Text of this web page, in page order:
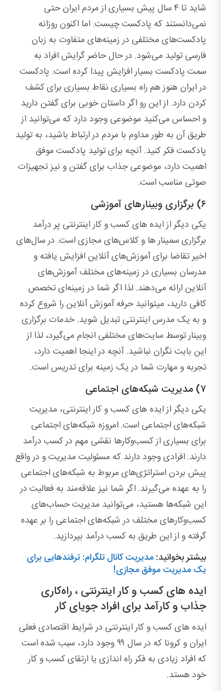
شاید تا ۴ سال پیش بسیاری از مردم ایران حتی
نمی‌دانستند که پادکست چیست. اما اکنون روزانه
پادکست‌های مختلفی در زمینه‌های متفاوت به زبان‌
فارسی تولید می‌شود. در حال حاضر گرایش‌ افراد به
سمت پادکست بسیار افزایش پیدا کرده است. پادکست
در ایران هنوز هم راه بسیاری نقاط بسیاری برای کشف
کردن دارد. از این رو اگر داستان خوبی برای گفتن دارید
و احساس می‌کنید موضوعی وجود دارد که می‌توانید از
طریق آن به طور مداوم با مردم در ارتباط باشید، به تولید
پادکست فکر کنید. آنچه برای تولید پادکست موفق
اهمیت دارد، موضوعی جذاب برای گفتن و نیز تجهیزات
صوتی مناسب است.
۶) برگزاری وبینارهای آموزشی
یکی دیگر از ایده های کسب و کار اینترنتی پر درآمد
برگزاری سمینار ها و کلاس‌های مجازی است. در سال‌های
اخیر تقاضا برای آموزش‌های آنلاین افزایش یافته و
مدرسان بسیاری در زمینه‌های مختلف آموزش‌های
آنلاین ارائه می‌دهند. لذا اگر شما در زمینه‌ای تخصص
کافی دارید، می‎توانید حرفه آموزش آنلاین را شروع کرده
و به یک مدرس اینترنتی تبدیل شوید. خدمات برگزاری
وبینار توسط سایت‌های مختلفی انجام می‌گیرد، لذا از
این بابت نگران نباشید. آنچه در اینجا اهمیت دارد،
تجربه و مهارت شما در یک زمینه برای تدریس است.
۷) مدیریت شبکه‌های اجتماعی
یکی دیگر از ایده های کسب و کار اینترنتی، مدیریت
شبکه‌های اجتماعی است. امروزه شبکه‌های اجتماعی
برای بسیاری از کسب‌وکارها نقشی مهم در کسب درآمد
دارند. افرادی وجود دارند که مسئولیت مدیریت و در واقع
پیش بردن استراتژی‌های مربوط به شبکه‌های اجتماعی
را به عهده می‌گیرند. اگر شما نیز علاقه‌مند به فعالیت در
این شبکه‌ها هستید، می‌توانید مدیریت حساب‌های
کسب‌وکارهای مختلف در شبکه‌های اجتماعی را بر عهده
گرفته و از این طریق به کسب درآمد بپردازید.
بیشتر بخوانید: مدیریت کانال تلگرام: ترفندهایی برای
یک مدیریت موفق مجازی!
ایده های کسب و کار اینترنتی ، راه‌کاری
جذاب و کارآمد برای افراد جویای کار
ایده های کسب و کار اینترنتی در شرایط اقتصادی فعلی
ایران و کرونا که در سال ۹۹ وجود دارد، سبب شده است
که افراد زیادی به فکر راه اندازی یا ارتقای کسب و کار
خود هستد.